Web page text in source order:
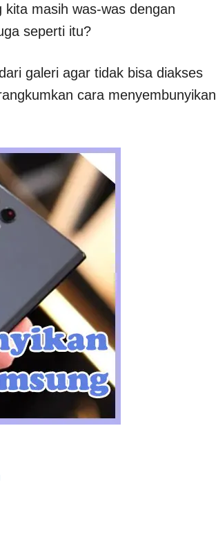
masih was-was dengan
seperti itu?
galeri agar tidak bisa diakses
cara menyembunyikan